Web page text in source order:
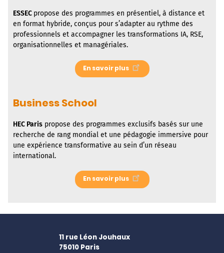
ESSEC propose des programmes en présentiel, à distance et
en format hybride, conçus pour s’adapter au rythme des
professionnels et accompagner les transformations IA, RSE,
organisationnelles et managériales.
En savoir plus
Business School
HEC Paris propose des programmes exclusifs basés sur une
recherche de rang mondial et une pédagogie immersive pour
une expérience transformative au sein d’un réseau
international.
En savoir plus
11 rue Léon Jouhaux
75010 Paris